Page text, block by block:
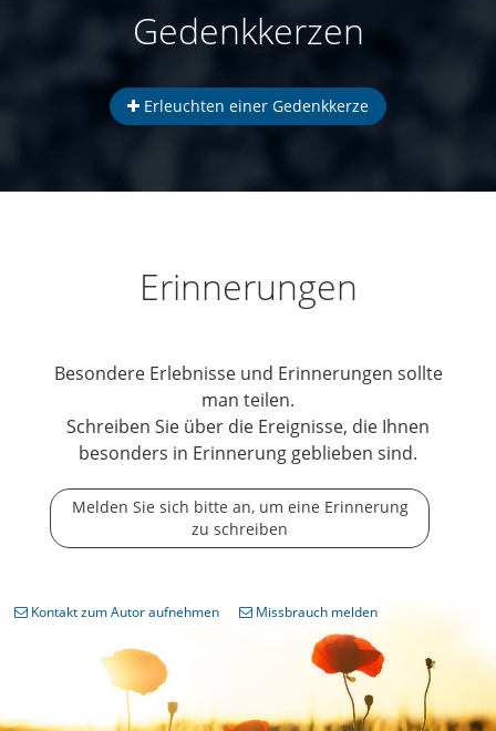
Gedenkkerzen
Erleuchten einer Gedenkkerze
Erinnerungen
Besondere Erlebnisse und Erinnerungen sollte
man teilen.
Schreiben Sie über die Ereignisse, die Ihnen
besonders in Erinnerung geblieben sind.
Melden Sie sich bitte an, um eine Erinnerung
zu schreiben
Kontakt zum Autor aufnehmen Missbrauch melden